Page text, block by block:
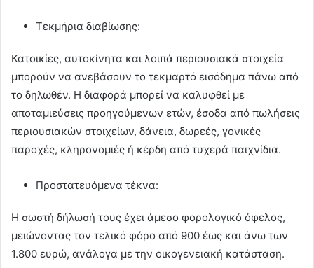
Τεκμήρια διαβίωσης:
Κατοικίες, αυτοκίνητα και λοιπά περιουσιακά στοιχεία
μπορούν να ανεβάσουν το τεκμαρτό εισόδημα πάνω από
το δηλωθέν. Η διαφορά μπορεί να καλυφθεί με
αποταμιεύσεις προηγούμενων ετών, έσοδα από πωλήσεις
περιουσιακών στοιχείων, δάνεια, δωρεές, γονικές
παροχές, κληρονομιές ή κέρδη από τυχερά παιχνίδια.
Προστατευόμενα τέκνα:
Η σωστή δήλωσή τους έχει άμεσο φορολογικό όφελος,
μειώνοντας τον τελικό φόρο από 900 έως και άνω των
1.800 ευρώ, ανάλογα με την οικογενειακή κατάσταση.